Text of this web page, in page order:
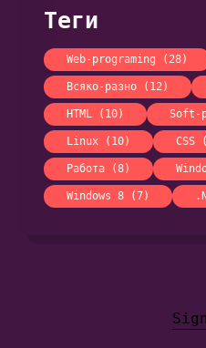
Теги
Web-programing (28)
Всяко-разно (12)
HTML (10) Soft-
Linux (10) CSS
Работа (8)
Windows 8 (7)